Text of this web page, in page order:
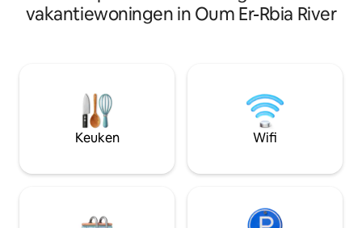
Khenifra, maar ver genoeg om de rust
en vrede te bieden die je niet in de stad
ingericht in een eenvoudige en stijlvolle
stijlvolle stijl, met felgekleurde
accenten De natuurlijke omgeving
rondom mijn ruimte is ook uniek.
kampeermogelijkheden. Het bos is een
en premium
gezinnen, stellen.
* Spa-achtige
regendouche *
slaapkamers
vakantiewoningen in Oum Er-Rbia River
Keuken Wifi